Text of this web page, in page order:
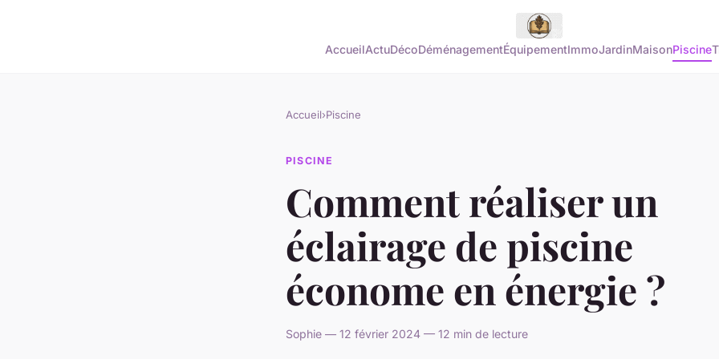
AccueilActuDécoDéménagementÉquipementImmoJardinMaisonPiscine
Accueil›Piscine
PISCINE
Comment réaliser un
éclairage de piscine
économe en énergie ?
Sophie — 12 février 2024 — 12 min de lecture